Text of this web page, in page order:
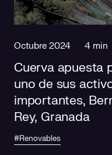
Octubre 2024 4 min
Cuerva apuesta
uno de sus
importantes,
Rey, Granada
#Renovables